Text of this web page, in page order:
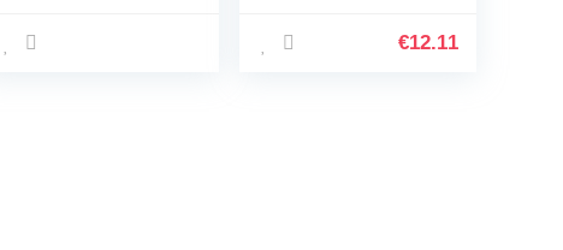
watt, 1,25 liter,
ergonomische
€12.11